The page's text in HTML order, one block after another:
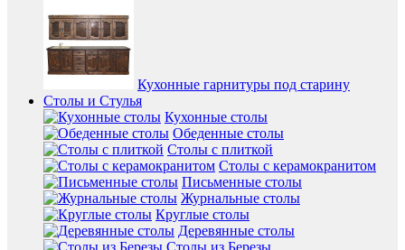
Кухонные гарнитуры под старину
Столы и Стулья
Кухонные столы
Обеденные столы
Столы с плиткой
Столы с керамокранитом
Письменные столы
Журнальные столы
Круглые столы
Деревянные столы
Столы из Березы